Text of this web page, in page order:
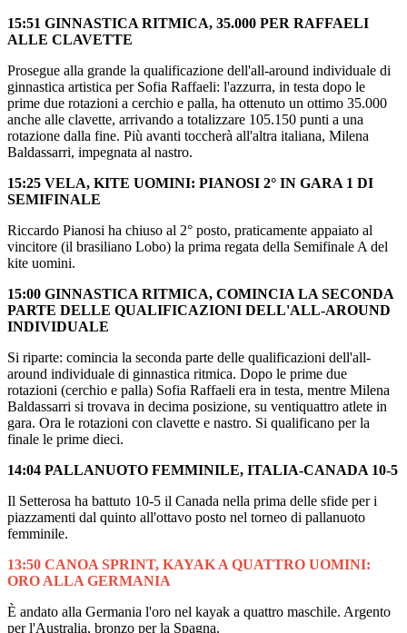
15:51 GINNASTICA RITMICA, 35.000 PER RAFFAELI
ALLE CLAVETTE
Prosegue alla grande la qualificazione dell'all-around individuale di
ginnastica artistica per Sofia Raffaeli: l'azzurra, in testa dopo le
prime due rotazioni a cerchio e palla, ha ottenuto un ottimo 35.000
anche alle clavette, arrivando a totalizzare 105.150 punti a una
rotazione dalla fine. Più avanti toccherà all'altra italiana, Milena
Baldassarri, impegnata al nastro.
15:25 VELA, KITE UOMINI: PIANOSI 2° IN GARA 1 DI
SEMIFINALE
Riccardo Pianosi ha chiuso al 2° posto, praticamente appaiato al
vincitore (il brasiliano Lobo) la prima regata della Semifinale A del
kite uomini.
15:00 GINNASTICA RITMICA, COMINCIA LA SECONDA
PARTE DELLE QUALIFICAZIONI DELL'ALL-AROUND
INDIVIDUALE
Si riparte: comincia la seconda parte delle qualificazioni dell'all-
around individuale di ginnastica ritmica. Dopo le prime due
rotazioni (cerchio e palla) Sofia Raffaeli era in testa, mentre Milena
Baldassarri si trovava in decima posizione, su ventiquattro atlete in
gara. Ora le rotazioni con clavette e nastro. Si qualificano per la
finale le prime dieci.
14:04 PALLANUOTO FEMMINILE, ITALIA-CANADA 10-5
Il Setterosa ha battuto 10-5 il Canada nella prima delle sfide per i
piazzamenti dal quinto all'ottavo posto nel torneo di pallanuoto
femminile.
13:50 CANOA SPRINT, KAYAK A QUATTRO UOMINI:
ORO ALLA GERMANIA
È andato alla Germania l'oro nel kayak a quattro maschile. Argento
per l'Australia, bronzo per la Spagna.